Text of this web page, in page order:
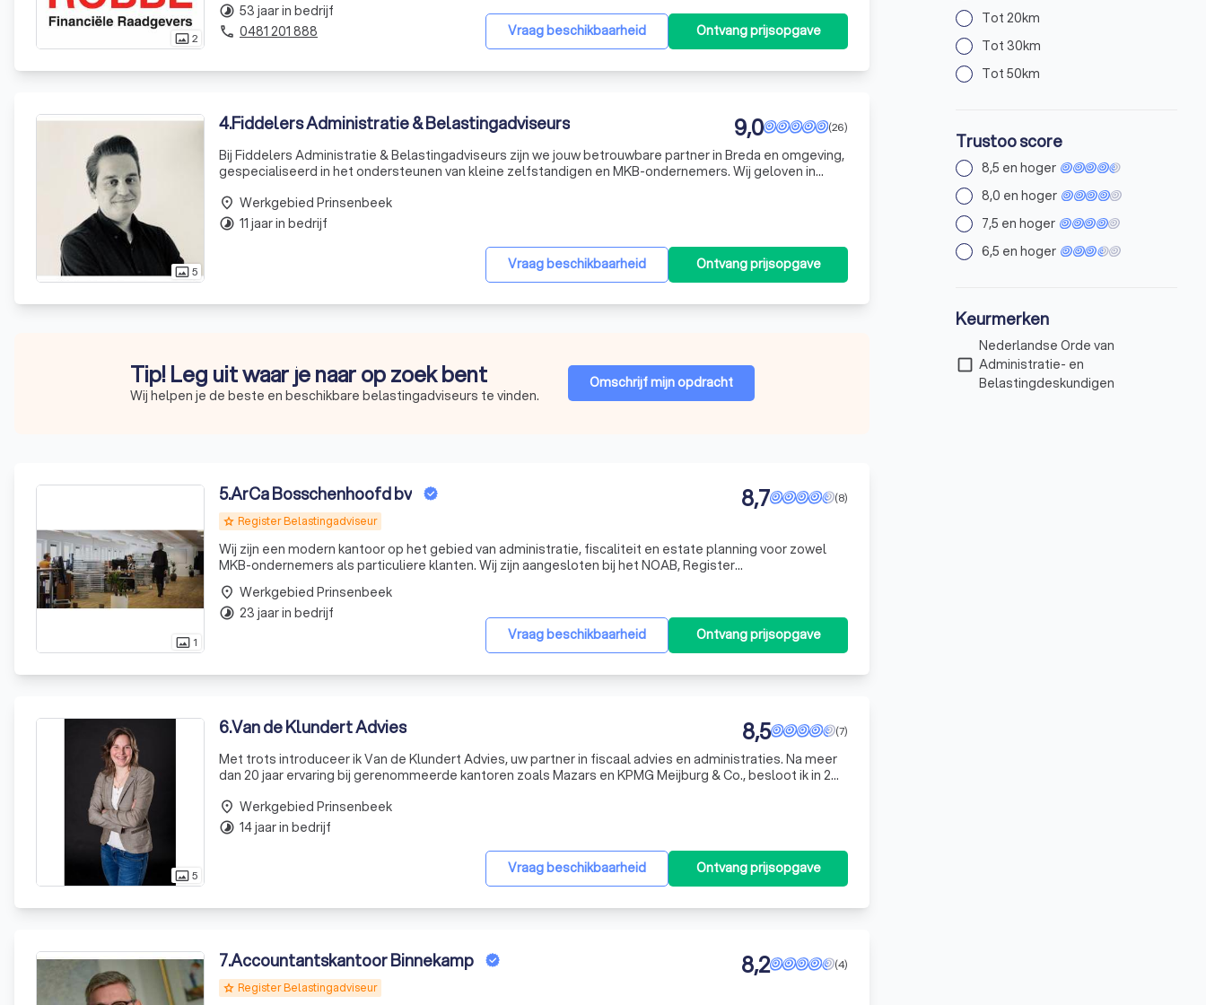
photo_size_select_actual2 Vraag beschikbaarheid Ontvang prijsopgave
timelapse 53 jaar in bedrijf
phone 0481 201 888
photo_size_select_actual5
4.Fiddelers Administratie & Belastingadviseurs (26)
9,0
Bij Fiddelers Administratie & Belastingadviseurs zijn we jouw betrouwbare partner in Breda en omgeving,
gespecialiseerd in het ondersteunen van kleine zelfstandigen en MKB-ondernemers. Wij geloven in
Vraag beschikbaarheid Ontvang prijsopgave
place Werkgebied Prinsenbeek
timelapse 11 jaar in bedrijf
Tip! Leg uit waar je naar op zoek bent
Wij helpen je de beste en beschikbare belastingadviseurs te vinden.
Omschrijf mijn opdracht
photo_size_select_actual 1
5.ArCa Bosschenhoofd bv
grade Register Belastingadviseur
(8)
8,7
Wij zijn een modern kantoor op het gebied van administratie, fiscaliteit en estate planning voor zowel
MKB-ondernemers als particuliere klanten. Wij zijn aangesloten bij het NOAB, Register
Belastingadviseurs en Register Estate Planners en gevestigd aan de Pastoor van Breugelstraat 81 te
Bosschenhoof
Vraag beschikbaarheid Ontvang prijsopgave
place Werkgebied Prinsenbeek
timelapse 23 jaar in bedrijf
photo_size_select_actual5
6.Van de Klundert Advies (7)
8,5
Met trots introduceer ik Van de Klundert Advies, uw partner in fiscaal advies en administraties. Na meer
dan 20 jaar ervaring bij gerenommeerde kantoren zoals Mazars en KPMG Meijburg & Co., besloot ik in 2011
Vraag beschikbaarheid Ontvang prijsopgave
place Werkgebied Prinsenbeek
timelapse 14 jaar in bedrijf
7.Accountantskantoor Binnekamp
grade Register Belastingadviseur
(4)
8,2
Tot 20km
Tot 30km
Tot 50km
Trustoo score
8,5 en hoger
8,0 en hoger
7,5 en hoger
6,5 en hoger
Keurmerken
check_box_outline_blank
Nederlandse Orde van
Administratie- en
Belastingdeskundigen